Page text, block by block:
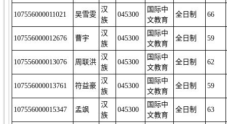
107556000011021 吴雪雯
汉
族
045300
国际中
文教育
全日制 66
107556000012676 曹宇
汉
族
045300
国际中
文教育
全日制 59
107556000013076 周联洪
汉
族
045300
国际中
文教育
全日制 62
107556000013761 符益豪
汉
族
045300
国际中
文教育
全日制 59
107556000015347 孟飒
汉
族
045300
国际中
文教育
全日制 63